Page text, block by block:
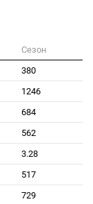
Сезон
380
1246
684
562
3.28
517
729